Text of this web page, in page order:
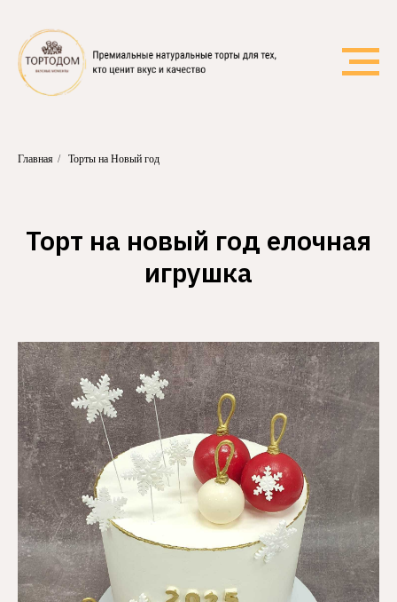
Главная / Торты на Новый год
Торт на новый год елочная
игрушка